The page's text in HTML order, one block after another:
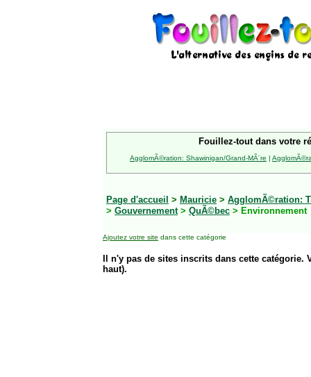
Fouillez-tout dans votre
AgglomÃ©ration: Shawinigan/Grand-MÃ¨re |
Page d'accueil > Mauricie > AgglomÃ©ration:
> Gouvernement> QuÃ©bec > Environnement
Ajoutez votre site dans cette catégorie
Il n'y pas de sites inscrits dans cette
haut).